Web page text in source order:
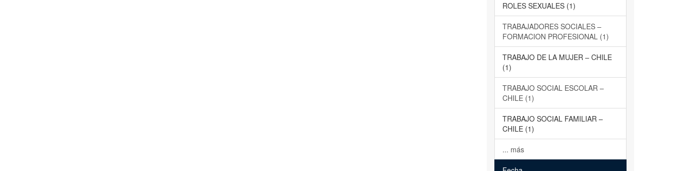
ROLES SEXUALES (1)
TRABAJADORES SOCIALES –
FORMACION PROFESIONAL (1)
TRABAJO DE LA MUJER – CHILE
(1)
TRABAJO SOCIAL ESCOLAR –
CHILE (1)
TRABAJO SOCIAL FAMILIAR –
CHILE (1)
... más